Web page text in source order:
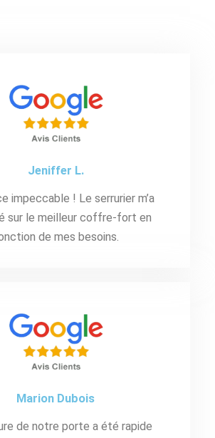
Jeniffer L.
impeccable ! Le serrurier m’a
sur le meilleur coffre-fort en
de mes besoins.
Marion Dubois
de notre porte a été rapide